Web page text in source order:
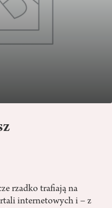
rzadko trafiają na
internetowych i – z